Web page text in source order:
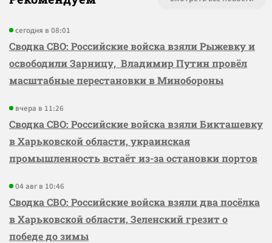
сегодня в 08:01
Сводка СВО: Российские войска взяли Рыжевку и
освободили Зарницу, Владимир Путин провёл
масштабные перестановки в Минобороны
вчера в 11:26
Сводка СВО: Российские войска взяли Бикташевку
в Харьковской области, украинская
промышленность встаёт из-за остановки портов
04 авг в 10:46
Сводка СВО: Российские войска взяли два посёлка
в Харьковской области, Зеленский грезит о
победе до зимы